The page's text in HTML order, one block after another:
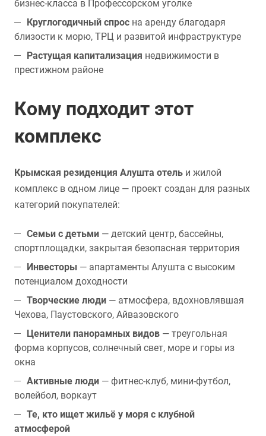
бизнес-класса в Профессорском уголке
Круглогодичный спрос на аренду благодаря
близости к морю, ТРЦ и развитой инфраструктуре
Растущая капитализация недвижимости в
престижном районе
Кому подходит этот
комплекс
Крымская резиденция Алушта отель и жилой
комплекс в одном лице — проект создан для разных
категорий покупателей:
Семьи с детьми — детский центр, бассейны,
спортплощадки, закрытая безопасная территория
Инвесторы — апартаменты Алушта с высоким
потенциалом доходности
Творческие люди — атмосфера, вдохновлявшая
Чехова, Паустовского, Айвазовского
Ценители панорамных видов — треугольная
форма корпусов, солнечный свет, море и горы из
окна
Активные люди — фитнес-клуб, мини-футбол,
волейбол, воркаут
Те, кто ищет жильё у моря с клубной
атмосферой